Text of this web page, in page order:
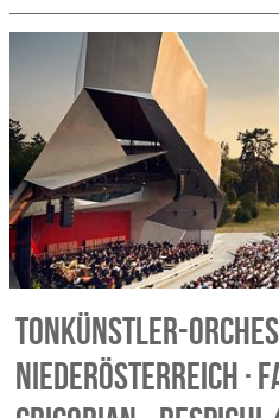
Tonkünstler-
Niederösterreich ·